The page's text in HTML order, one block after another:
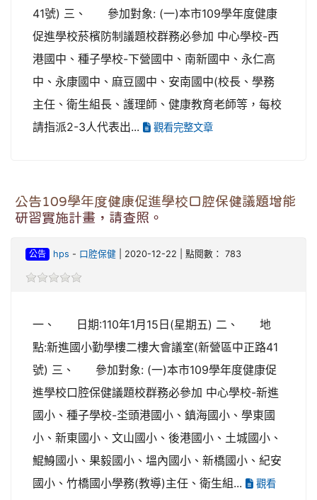
41號) 三、 參加對象: (一)本市109學年度健康
促進學校菸檳防制議題校群務必參加 中心學校-西
港國中、種子學校-下營國中、南新國中、永仁高
中、永康國中、麻豆國中、安南國中(校長、學務
主任、衛生組長、護理師、健康教育老師等，每校
請指派2-3人代表出...
觀看完整文章
公告109學年度健康促進學校口腔保健議題增能
研習實施計畫，請查照。
公告 hps - 口腔保健| 2020-12-22 | 點閱數： 783
一、 日期:110年1月15日(星期五) 二、 地
點:新進國小勤學樓二樓大會議室(新營區中正路41
號) 三、 參加對象: (一)本市109學年度健康促
進學校口腔保健議題校群務必參加 中心學校-新進
國小、種子學校-坔頭港國小、鎮海國小、學東國
小、新東國小、文山國小、後港國小、土城國小、
鯤鯓國小、果毅國小、塭內國小、新橋國小、紀安
國小、竹橋國小學務(教導)主任、衛生組...
觀看